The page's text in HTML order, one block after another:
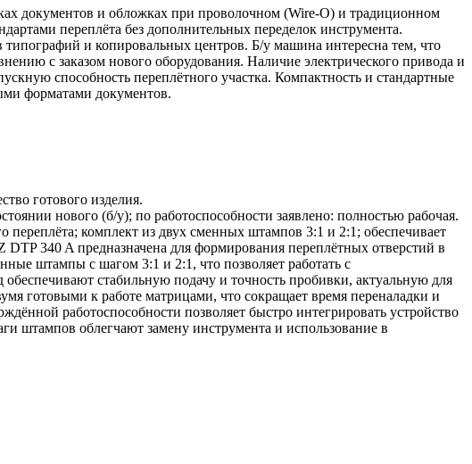
документов и обложках при проволочном (Wire‑O) и традиционном
переплёта без дополнительных переделок инструмента.
и копировальных центров. Б/у машина интересна тем, что
с заказом нового оборудования. Наличие электрического привода и
способность переплётного участка. Компактность и стандартные
форматами документов.
готового изделия.
нового (б/у); по работоспособности заявлено: полностью рабочая.
комплект из двух сменных штампов 3:1 и 2:1; обеспечивает
340 A предназначена для формирования переплётных отверстий в
штампы с шагом 3:1 и 2:1, что позволяет работать с
стабильную подачу и точность пробивки, актуальную для
готовыми к работе матрицами, что сокращает время переналадки и
работоспособности позволяет быстро интегрировать устройство
штампов облегчают замену инструмента и использование в